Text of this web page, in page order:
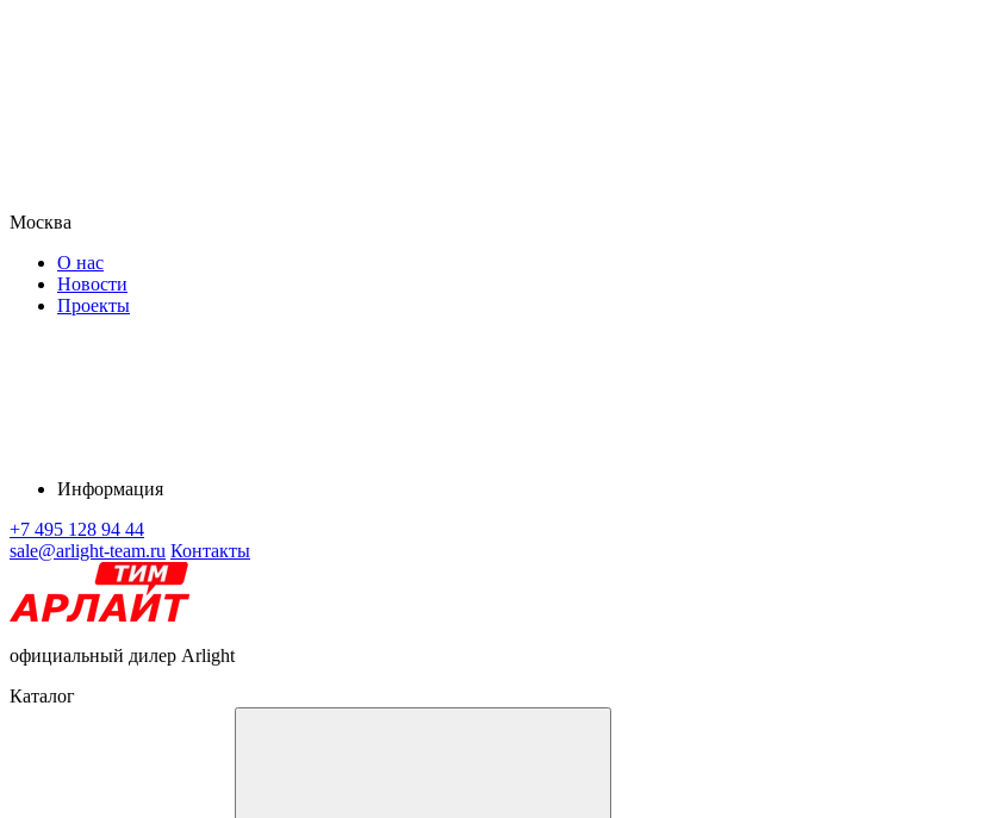
Москва
О нас
Новости
Проекты
Информация
+7 495 128 94 44
sale@arlight-team.ru Контакты
официальный дилер Arlight
Каталог